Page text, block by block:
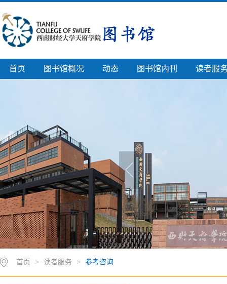
首页 图书馆概况 动态 图书馆内刊 读者服
首页 > 读者服务 > 参考咨询